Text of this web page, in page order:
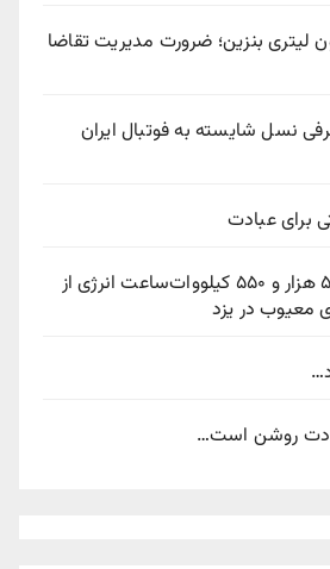
۱۰ میلیون لیتری بنزین؛ ضرورت مدیریت تقاضا
نسل شایسته به فوتبال ایران
برای عبادت
احصا دو میلیون و ۵۰۹ هزار و ۵۵۰ کیلووات‌ساعت انرژی از
معیوب در یزد
روشن است…